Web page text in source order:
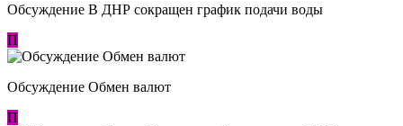
Обсуждение В ДНР сокращен график подачи воды
П
Обсуждение Обмен валют
П